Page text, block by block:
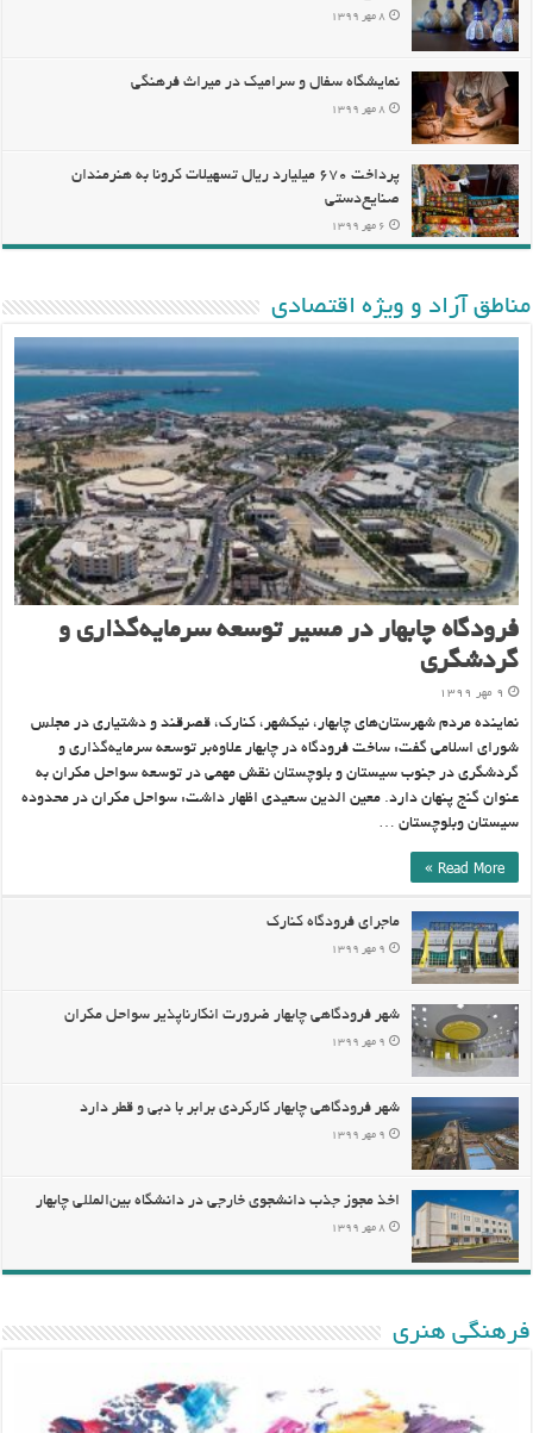
۸ مهر ۱۳۹۹
نمایشگاه سفال و سرامیک در میراث فرهنگی
۸ مهر ۱۳۹۹
پرداخت ۶۷۰ میلیارد ریال تسهیلات کرونا به هنرمندان
صنایع‌دستی
۶ مهر ۱۳۹۹
مناطق آزاد و ویژه اقتصادی
فرودگاه چابهار در مسیر توسعه سرمایه‌گذاری و
گردشگری
۹ مهر ۱۳۹۹
نماینده مردم شهرستان‌های چابهار، نیکشهر، کنارک، قصرقند و دشتیاری در مجلس
شورای اسلامی گفت: ساخت فرودگاه در چابهار علاوه‌بر توسعه سرمایه‌گذاری و
گردشگری در جنوب سیستان و بلوچستان نقش مهمی در توسعه سواحل مکران به
عنوان گنج پنهان دارد. معین الدین سعیدی اظهار داشت: سواحل مکران در محدوده
سیستان وبلوچستان …
Read More »
ماجرای فرودگاه کنارک
۹ مهر ۱۳۹۹
شهر فرودگاهی چابهار ضرورت انکارناپذیر سواحل مکران
۹ مهر ۱۳۹۹
شهر فرودگاهی چابهار کارکردی برابر با دبی و قطر دارد
۹ مهر ۱۳۹۹
اخذ مجوز جذب دانشجوی خارجی در دانشگاه بین‌المللی چابهار
۸ مهر ۱۳۹۹
فرهنگی هنری